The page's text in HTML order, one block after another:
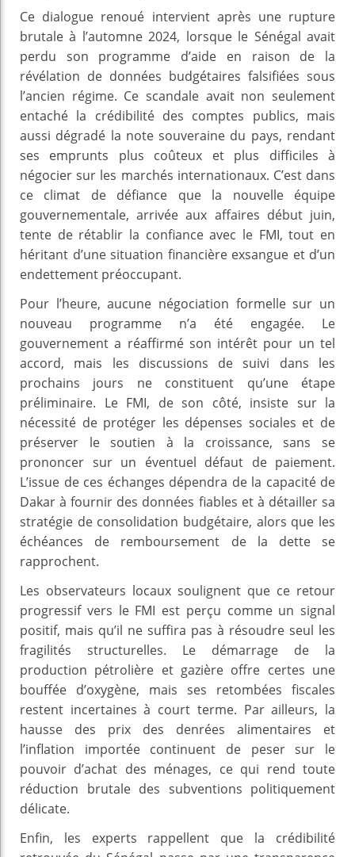
Ce dialogue renoué intervient après une rupture
brutale à l’automne 2024, lorsque le Sénégal avait
perdu son programme d’aide en raison de la
révélation de données budgétaires falsifiées sous
l’ancien régime. Ce scandale avait non seulement
entaché la crédibilité des comptes publics, mais
aussi dégradé la note souveraine du pays, rendant
ses emprunts plus coûteux et plus difficiles à
négocier sur les marchés internationaux. C’est dans
ce climat de défiance que la nouvelle équipe
gouvernementale, arrivée aux affaires début juin,
tente de rétablir la confiance avec le FMI, tout en
héritant d’une situation financière exsangue et d’un
endettement préoccupant.
Pour l’heure, aucune négociation formelle sur un
nouveau programme n’a été engagée. Le
gouvernement a réaffirmé son intérêt pour un tel
accord, mais les discussions de suivi dans les
prochains jours ne constituent qu’une étape
préliminaire. Le FMI, de son côté, insiste sur la
nécessité de protéger les dépenses sociales et de
préserver le soutien à la croissance, sans se
prononcer sur un éventuel défaut de paiement.
L’issue de ces échanges dépendra de la capacité de
Dakar à fournir des données fiables et à détailler sa
stratégie de consolidation budgétaire, alors que les
échéances de remboursement de la dette se
rapprochent.
Les observateurs locaux soulignent que ce retour
progressif vers le FMI est perçu comme un signal
positif, mais qu’il ne suffira pas à résoudre seul les
fragilités structurelles. Le démarrage de la
production pétrolière et gazière offre certes une
bouffée d’oxygène, mais ses retombées fiscales
restent incertaines à court terme. Par ailleurs, la
hausse des prix des denrées alimentaires et
l’inflation importée continuent de peser sur le
pouvoir d’achat des ménages, ce qui rend toute
réduction brutale des subventions politiquement
délicate.
Enfin, les experts rappellent que la crédibilité